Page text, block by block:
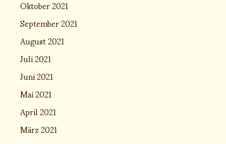
Oktober 2021
September 2021
August 2021
Juli 2021
Juni 2021
Mai 2021
April 2021
März 2021